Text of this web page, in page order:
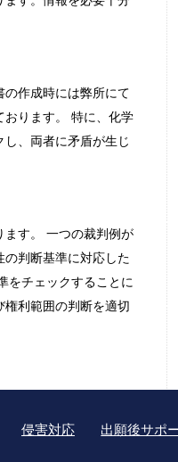
作成時には弊所にて
ります。 特に、化学
、両者に矛盾が生じ
す。 一つの裁判例が
判断基準に対応した
チェックすることに
権利範囲の判断を適切
侵害対応 出願後サポ